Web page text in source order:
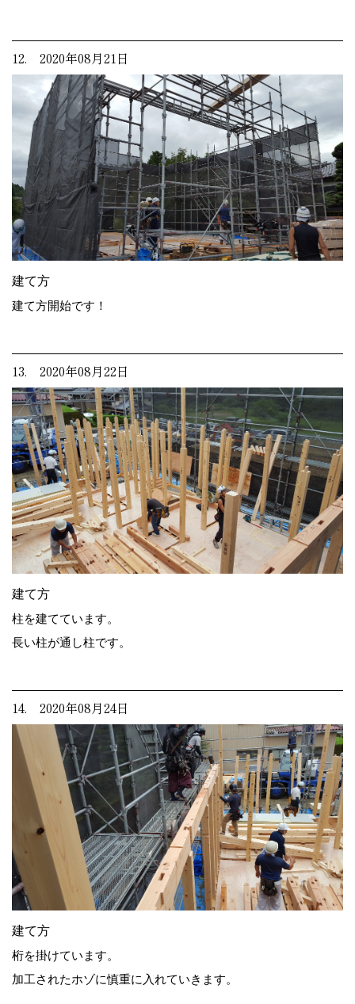
12. 2020年08月21日
建て方
建て方開始です！
13. 2020年08月22日
建て方
柱を建てています。
長い柱が通し柱です。
14. 2020年08月24日
建て方
桁を掛けています。
加工されたホゾに慎重に入れていきます。